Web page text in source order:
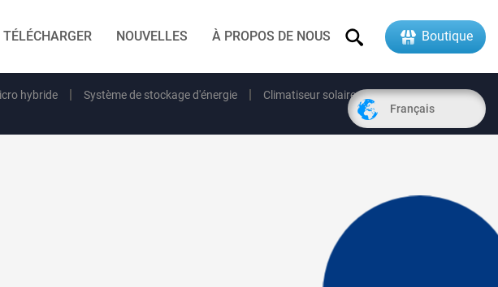
TÉLÉCHARGER NOUVELLES À PROPOS DE NOUS Boutique
Français
hybride Système de stockage d'énergie
Climatiseur solaire